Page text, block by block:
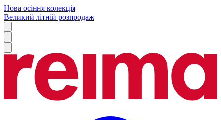
Нова осіння колекція
Великий літній розпродаж